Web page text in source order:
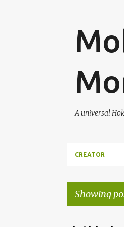
A universal
CREATOR
Showing